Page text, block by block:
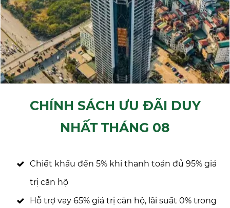
CHÍNH SÁCH ƯU ĐÃI DUY
NHẤT THÁNG 08
Chiết khấu đến 5% khi thanh toán đủ 95% giá
trị căn hộ
Hỗ trợ vay 65% giá trị căn hộ, lãi suất 0% trong